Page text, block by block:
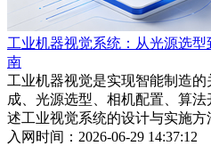
工业机器视觉系统：从光源选
南
工业机器视觉是实现智能制造
成、光源选型、相机配置、算
述工业视觉系统的设计与实施方
入网时间：2026-06-29 14:37:12